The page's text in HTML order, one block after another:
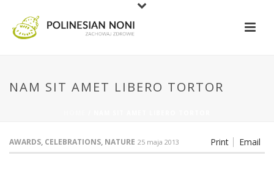
NAM SIT AMET LIBERO TORTOR
Print Email
AWARDS, CELEBRATIONS, NATURE 25 maja 2013